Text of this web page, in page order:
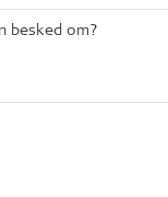
besked om?